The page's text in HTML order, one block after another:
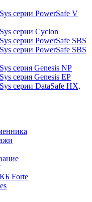
серии PowerSafe V
серии Cyclon
серии PowerSafe SBS
серии PowerSafe SBS
серия Genesis NP
серия Genesis EP
серии DataSafe HX,
Forte